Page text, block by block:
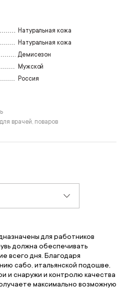
Натуральная кожа
Натуральная кожа
Демисезон
Мужской
Россия
врачей, поваров
для работников
должна обеспечивать
всего дня. Благодаря
сабо, итальянской подошве,
и снаружи и контролю качества
максимально возможную